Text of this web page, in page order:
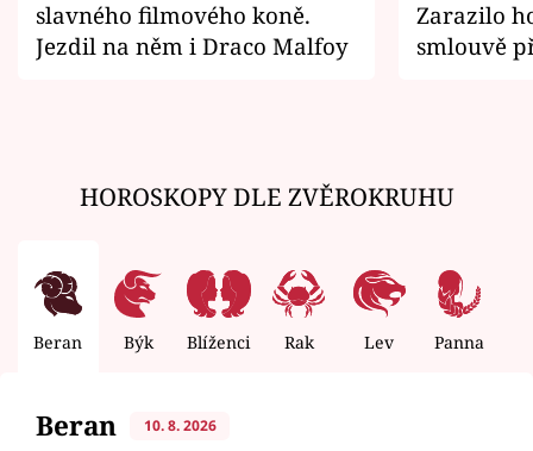
slavného filmového koně.
Jezdil na něm i Draco Malfoy
Zarazilo
smlouvě
HOROSKOPY DLE ZVĚROKRUHU
Beran Býk Blíženci Rak Lev Panna
Beran 10. 8. 2026